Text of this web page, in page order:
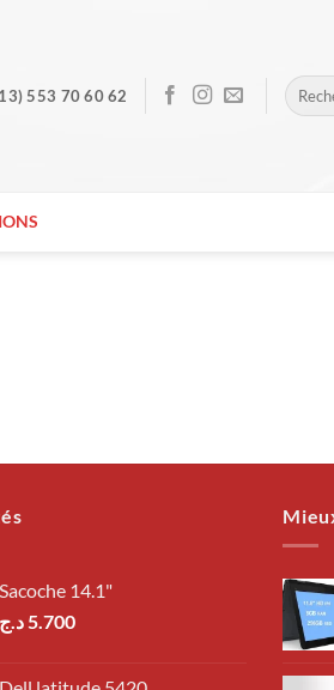
553 70 60 62
pour :
Sacoche 14.1"
5.700 د.ج